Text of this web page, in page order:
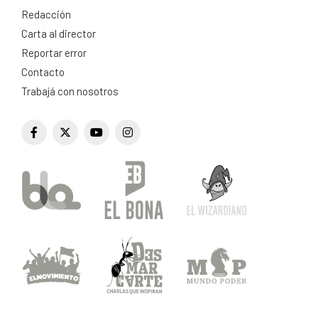
Redacción
Carta al director
Reportar error
Contacto
Trabajá con nosotros